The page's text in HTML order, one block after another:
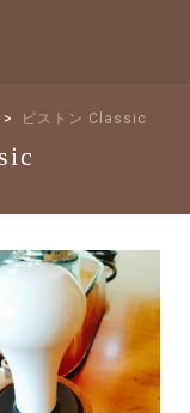
ピストン Classic